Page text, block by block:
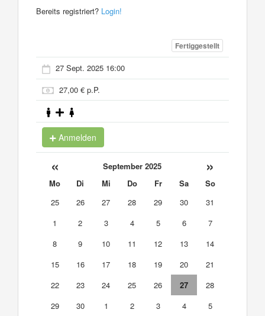
Bereits registriert? Login!
Fertiggestellt
27 Sept. 2025 16:00
27,00 € p.P.
Anmelden
« September 2025 »
Mo Di Mi Do Fr Sa
So
25
26 27 28 29 30
31
1
2 3 4 5 6
7
8
9 10 11 12 13
14
15
16 17 18 19 20
21
22
23 24 25 26 27
28
29
30 1 2 3 4 5